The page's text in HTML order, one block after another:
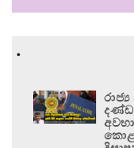
.
දණ්ඩ